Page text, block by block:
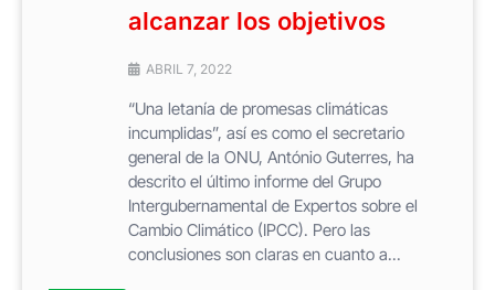
alcanzar los objetivos
ABRIL 7, 2022
“Una letanía de promesas climáticas
incumplidas”, así es como el secretario
general de la ONU, António Guterres, ha
descrito el último informe del Grupo
Intergubernamental de Expertos sobre el
Cambio Climático (IPCC). Pero las
conclusiones son claras en cuanto a...